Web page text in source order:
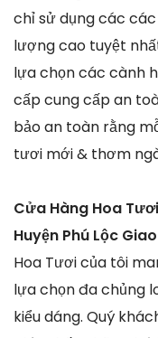
chỉ sử dụng các
lượng cao tuyệt
lựa chọn các cành
cấp cung cấp an
bảo an toàn rằng
tươi mới & thơm
Cửa Hàng Hoa
Huyện Phú Lộc
Hoa Tươi của tôi
lựa chọn đa chủng
kiểu dáng. Quý